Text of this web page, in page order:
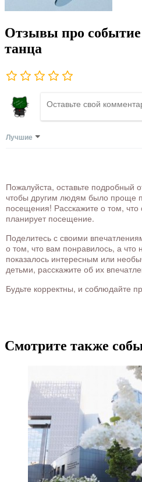
Отзывы про событие
танца
Лучшие
Пожалуйста, оставьте подробный
чтобы другим людям было проще
посещения! Расскажите о том, что
планирует посещение.
Поделитесь с своими
о том, что вам понравилось, а что
показалось интересным или
детьми, расскажите об их
Будьте корректны, и соблюдайте
Смотрите также